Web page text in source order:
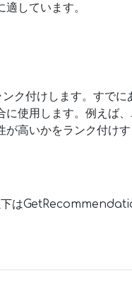
しています。
ク付けします。すでに
使用します。例えば
が高いかをランク付け
は